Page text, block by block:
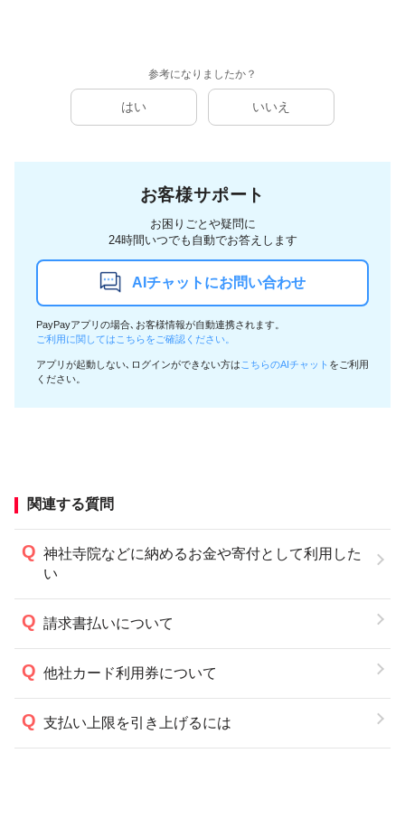
参考になりましたか？
はい いいえ
お客様サポート
お困りごとや疑問に
24時間いつでも自動でお答えします
AIチャットにお問い合わせ
PayPayアプリの場合､お客様情報が自動連携されます。
ご利用に関してはこちらをご確認ください。
アプリが起動しない､ログインができない方は こちらのAIチャット をご利用
ください。
関連する質問
神社寺院などに納めるお金や寄付として利用した
い
請求書払いについて
他社カード利用券について
支払い上限を引き上げるには